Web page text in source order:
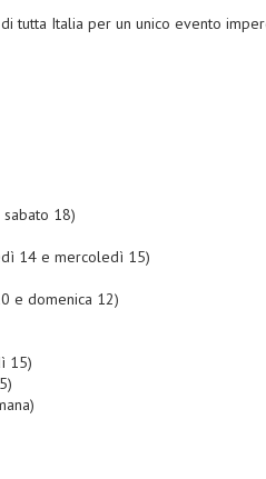
tutta Italia per un unico evento
18)
14 e mercoledì 15)
e domenica 12)
15)